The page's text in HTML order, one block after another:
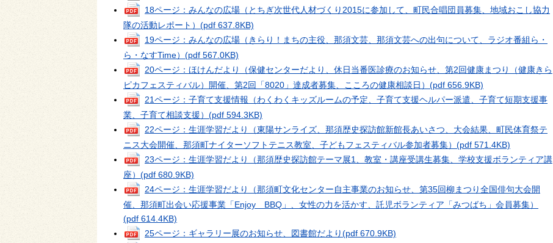
18ページ：みんなの広場（とちぎ次世代人材づくり2015に参加して、町民合唱団員募集、地域おこし協力
隊の活動レポート） (pdf 637.8KB)
19ページ：みんなの広場（きらり！まちの主役、那須文芸、那須文芸への出句について、ラジオ番組ら・
ら・なすTime） (pdf 567.0KB)
20ページ：ほけんだより（保健センターだより、休日当番医診療のお知らせ、第2回健康まつり（健康きら
ピカフェスティバル）開催、第2回「8020」達成者募集、こころの健康相談日） (pdf 656.9KB)
21ページ：子育て支援情報（わくわくキッズルームの予定、子育て支援ヘルパー派遣、子育て短期支援事
業、子育て相談支援） (pdf 594.3KB)
22ページ：生涯学習だより（東陽サンライズ、那須歴史探訪館新館長あいさつ、大会結果、町民体育祭テ
ニス大会開催、那須町ナイターソフトテニス教室、子どもフェスティバル参加者募集） (pdf 571.4KB)
23ページ：生涯学習だより（那須歴史探訪館テーマ展1、教室・講座受講生募集、学校支援ボランティア講
座） (pdf 680.9KB)
24ページ：生涯学習だより（那須町文化センター自主事業のお知らせ、第35回柳まつり全国俳句大会開
催、那須町出会い応援事業「Enjoy BBQ」、女性の力を活かす、託児ボランティア「みつばち」会員募集）
(pdf 614.4KB)
25ページ：ギャラリー展のお知らせ、図書館だより(pdf 670.9KB)